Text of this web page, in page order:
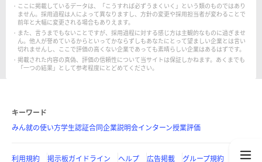
ここに掲載しているデータは、「こうすれば必ずうまくいく」という類のものではあり
ません。採用過程は人によって異なりますし、方針の変更や採用担当者が変わることで
前年と大幅に変更される場合もありえます。
また、言うまでもないことですが、採用過程に対する感じ方は主観的なものに過ぎませ
ん。他人が誉めているからといってかならずしもあなたにとって望ましい企業とは言い
切れませんし、ここで評価の高くない企業であっても素晴らしい企業はあるはずです。
掲載された内容の真偽、評価の信頼性について当サイトは保証しかねます。あくまでも
「一つの結果」として参考程度にとどめてください。
キーワード
みん就の使い方学生認証合同企業説明会インターン授業評価
利用規約 掲示板ガイドライン ヘルプ 広告掲載 グループ規約